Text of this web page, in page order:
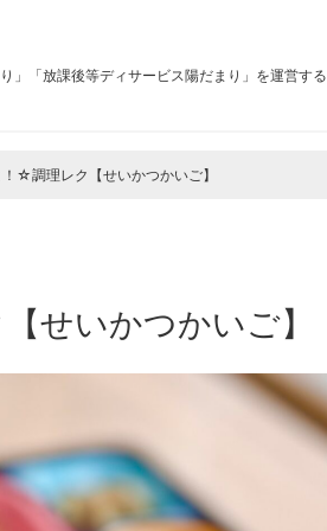
」「放課後等ディサービス陽だまり」を運営する
☆調理レク【せいかつかいご】
せいかつかいご】